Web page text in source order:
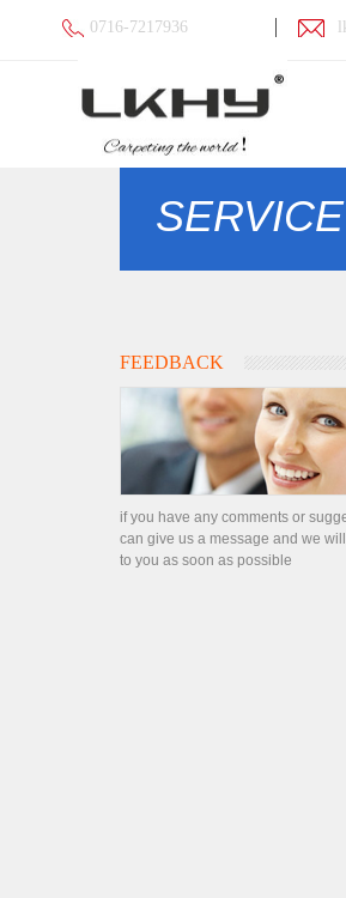
0716-7217936
SERVICE
FEEDBACK
if you have any comments or
can give us a message and we
to you as soon as possible